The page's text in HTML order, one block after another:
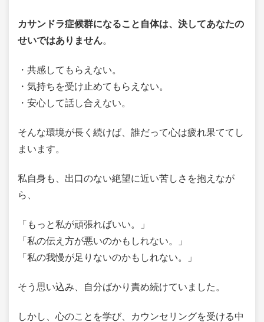
カサンドラ症候群になること自体は、決してあなたの
せいではありません。
・共感してもらえない。
・気持ちを受け止めてもらえない。
・安心して話し合えない。
そんな環境が長く続けば、誰だって心は疲れ果ててし
まいます。
私自身も、出口のない絶望に近い苦しさを抱えなが
ら、
「もっと私が頑張ればいい。」
「私の伝え方が悪いのかもしれない。」
「私の我慢が足りないのかもしれない。」
そう思い込み、自分ばかり責め続けていました。
しかし、心のことを学び、カウンセリングを受ける中